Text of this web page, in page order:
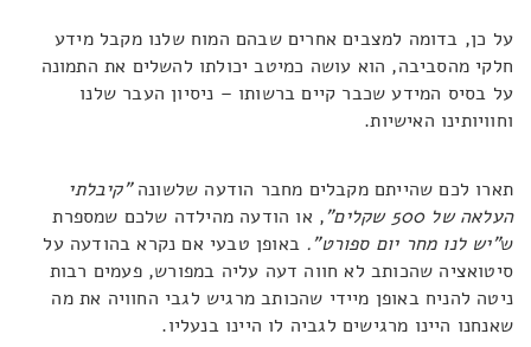
על כן, בדומה למצבים אחרים שבהם המוח שלנו מקבל מידע
חלקי מהסביבה, הוא עושה כמיטב יכולתו להשלים את התמונה
על בסיס המידע שכבר קיים ברשותו – ניסיון העבר שלנו
וחוויותינו האישיות.
תארו לכם שהייתם מקבלים מחבר הודעה שלשונה"קיבלתי
העלאה של 500 שקלים"
, או הודעה מהילדה שלכם שמספרת
ש"יש לנו מחר יום ספורט".באופן טבעי אם נקרא בהודעה על
סיטואציה שהכותב לא חווה דעה עליה במפורש, פעמים רבות
ניטה להניח באופן מיידי שהכותב מרגיש לגבי החוויה את מה
שאנחנו היינו מרגישים לגביה לו היינו בנעליו.